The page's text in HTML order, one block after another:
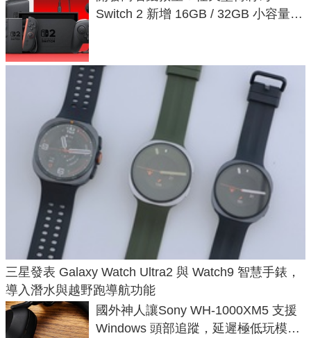
Switch 2 新增 16GB / 32GB 小容量遊
三星發表 Galaxy Watch Ultra2 與 Watch9 智慧手錶，
導入潛水與越野跑導航功能
國外神人讓Sony WH-1000XM5 支援
Windows 頭部追蹤，延遲極低玩模擬